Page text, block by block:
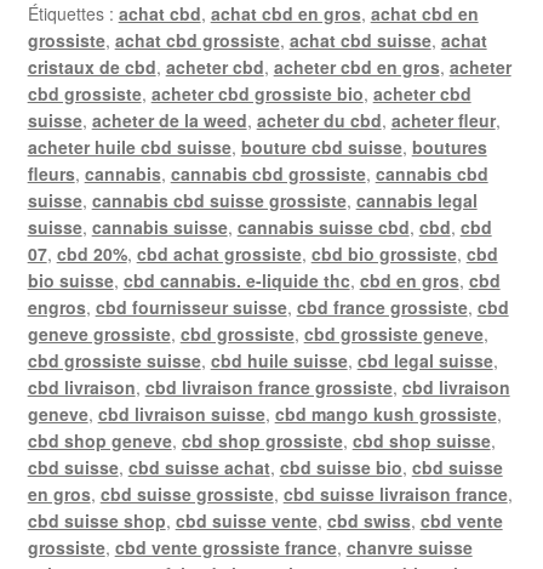
Étiquettes : achat cbd, achat cbd en gros, achat cbd en
grossiste, achat cbd grossiste, achat cbd suisse, achat
cristaux de cbd, acheter cbd, acheter cbd en gros, acheter
cbd grossiste, acheter cbd grossiste bio, acheter cbd
suisse, acheter de la weed, acheter du cbd, acheter fleur,
acheter huile cbd suisse, bouture cbd suisse, boutures
fleurs, cannabis, cannabis cbd grossiste, cannabis cbd
suisse, cannabis cbd suisse grossiste, cannabis legal
suisse, cannabis suisse, cannabis suisse cbd, cbd, cbd
07, cbd 20%, cbd achat grossiste, cbd bio grossiste, cbd
bio suisse, cbd cannabis. e-liquide thc, cbd en gros, cbd
engros, cbd fournisseur suisse, cbd france grossiste, cbd
geneve grossiste, cbd grossiste, cbd grossiste geneve,
cbd grossiste suisse, cbd huile suisse, cbd legal suisse,
cbd livraison, cbd livraison france grossiste, cbd livraison
geneve, cbd livraison suisse, cbd mango kush grossiste,
cbd shop geneve, cbd shop grossiste, cbd shop suisse,
cbd suisse, cbd suisse achat, cbd suisse bio, cbd suisse
en gros, cbd suisse grossiste, cbd suisse livraison france,
cbd suisse shop, cbd suisse vente, cbd swiss, cbd vente
grossiste, cbd vente grossiste france, chanvre suisse